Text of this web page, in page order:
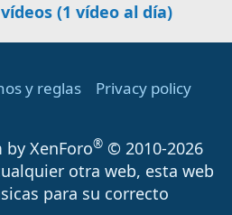
(1 vídeo al día)
y reglas
Privacy policy
XenForo® © 2010-2026
otra web, esta web
para su correcto